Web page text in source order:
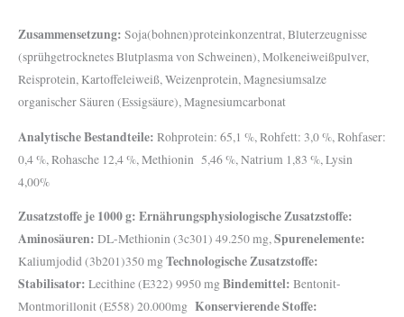
Zusammensetzung: Soja(bohnen)proteinkonzentrat, Bluterzeugnisse
(sprühgetrocknetes Blutplasma von Schweinen), Molkeneiweißpulver,
Reisprotein, Kartoffeleiweiß, Weizenprotein, Magnesiumsalze
organischer Säuren (Essigsäure), Magnesiumcarbonat
Analytische Bestandteile: Rohprotein: 65,1 %, Rohfett: 3,0 %, Rohfaser:
0,4 %, Rohasche 12,4 %, Methionin 5,46 %, Natrium 1,83 %, Lysin
4,00%
Zusatzstoffe je 1000 g: Ernährungsphysiologische Zusatzstoffe:
Aminosäuren: DL-Methionin (3c301) 49.250 mg,Spurenelemente:
Kaliumjodid (3b201)350 mgTechnologische Zusatzstoffe:
Stabilisator: Lecithine (E322) 9950 mgBindemittel: Bentonit-
Montmorillonit (E558) 20.000mg Konservierende Stoffe: